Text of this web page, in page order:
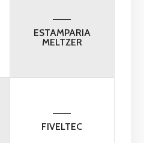
ESTAMPARIA
MELTZER
FIVELTEC